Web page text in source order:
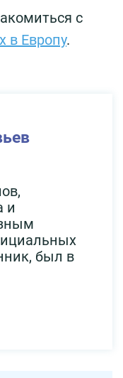
с
в Европу.
и
был в